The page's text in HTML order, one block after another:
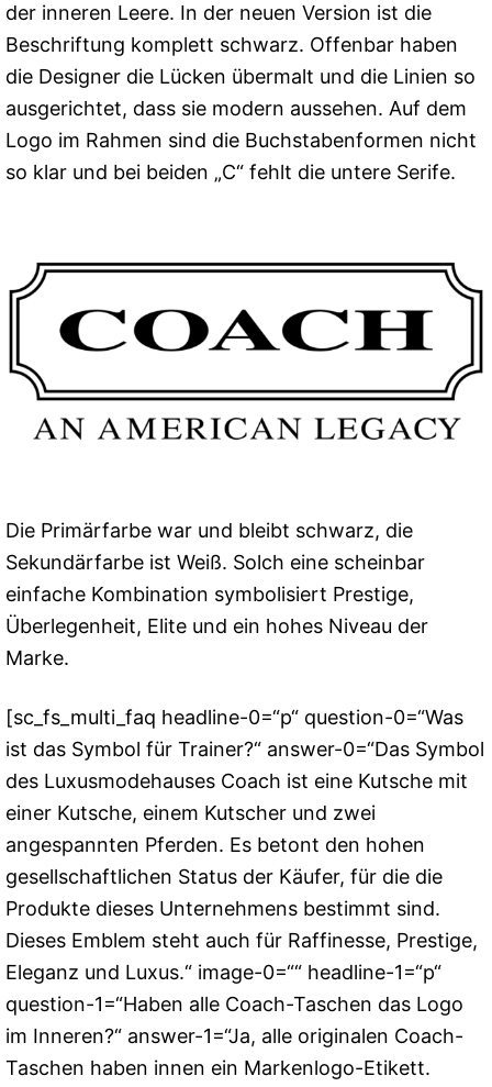
der inneren Leere. In der neuen Version ist die
Beschriftung komplett schwarz. Offenbar haben
die Designer die Lücken übermalt und die Linien so
ausgerichtet, dass sie modern aussehen. Auf dem
Logo im Rahmen sind die Buchstabenformen nicht
so klar und bei beiden „C“ fehlt die untere Serife.
Die Primärfarbe war und bleibt schwarz, die
Sekundärfarbe ist Weiß. Solch eine scheinbar
einfache Kombination symbolisiert Prestige,
Überlegenheit, Elite und ein hohes Niveau der
Marke.
[sc_fs_multi_faq headline-0=“p“ question-0=“Was
ist das Symbol für Trainer?“ answer-0=“Das Symbol
des Luxusmodehauses Coach ist eine Kutsche mit
einer Kutsche, einem Kutscher und zwei
angespannten Pferden. Es betont den hohen
gesellschaftlichen Status der Käufer, für die die
Produkte dieses Unternehmens bestimmt sind.
Dieses Emblem steht auch für Raffinesse, Prestige,
Eleganz und Luxus.“ image-0=““ headline-1=“p“
question-1=“Haben alle Coach-Taschen das Logo
im Inneren?“ answer-1=“Ja, alle originalen Coach-
Taschen haben innen ein Markenlogo-Etikett.